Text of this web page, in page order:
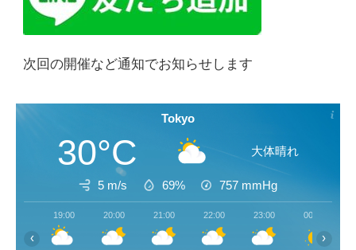
次回の開催など通知でお知らせします
Tokyo
30°C 大体晴れ
5 m/s 69% 757 mmHg
19:00 20:00 21:00 22:00 23:00 00:00
‹ ›